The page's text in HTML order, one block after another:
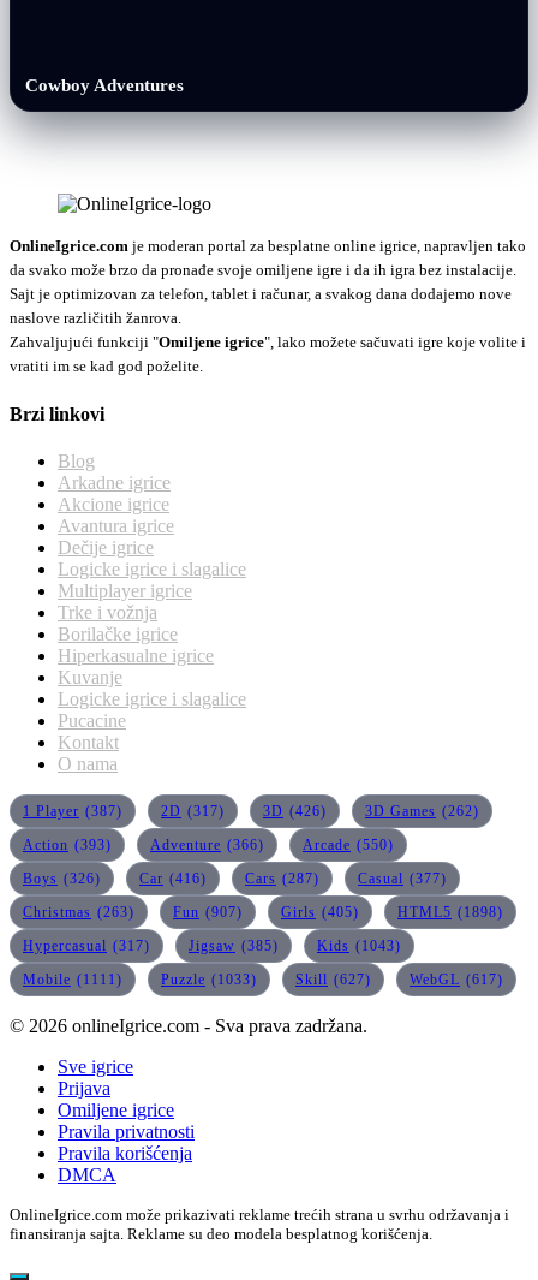
Cowboy Adventures
OnlineIgrice.com je moderan portal za besplatne online igrice, napravljen tako
da svako može brzo da pronađe svoje omiljene igre i da ih igra bez instalacije.
Sajt je optimizovan za telefon, tablet i računar, a svakog dana dodajemo nove
naslove različitih žanrova.
Zahvaljujući funkciji "Omiljene igrice", lako možete sačuvati igre koje volite i
vratiti im se kad god poželite.
Brzi linkovi
Blog
Arkadne igrice
Akcione igrice
Avantura igrice
Dečije igrice
Logicke igrice i slagalice
Multiplayer igrice
Trke i vožnja
Borilačke igrice
Hiperkasualne igrice
Kuvanje
Logicke igrice i slagalice
Pucacine
Kontakt
O nama
1 Player (387) 2D (317) 3D (426) 3D Games (262)
Action (393) Adventure (366) Arcade (550)
Boys (326) Car (416) Cars (287) Casual (377)
Christmas (263) Fun (907) Girls (405) HTML5 (1898)
Hypercasual (317) Jigsaw (385) Kids (1043)
Mobile (1111) Puzzle (1033) Skill (627) WebGL (617)
© 2026 onlineIgrice.com - Sva prava zadržana.
Sve igrice
Prijava
Omiljene igrice
Pravila privatnosti
Pravila korišćenja
DMCA
OnlineIgrice.com može prikazivati reklame trećih strana u svrhu održavanja i
finansiranja sajta. Reklame su deo modela besplatnog korišćenja.